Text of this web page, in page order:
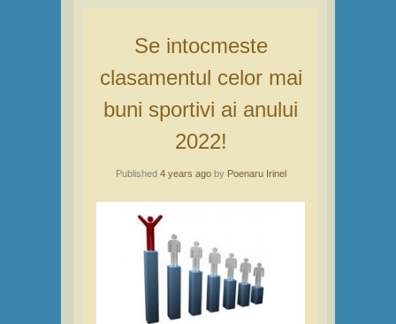
Se intocmeste
clasamentul celor mai
buni sportivi ai anului
2022!
Published 4 years agoby Poenaru Irinel